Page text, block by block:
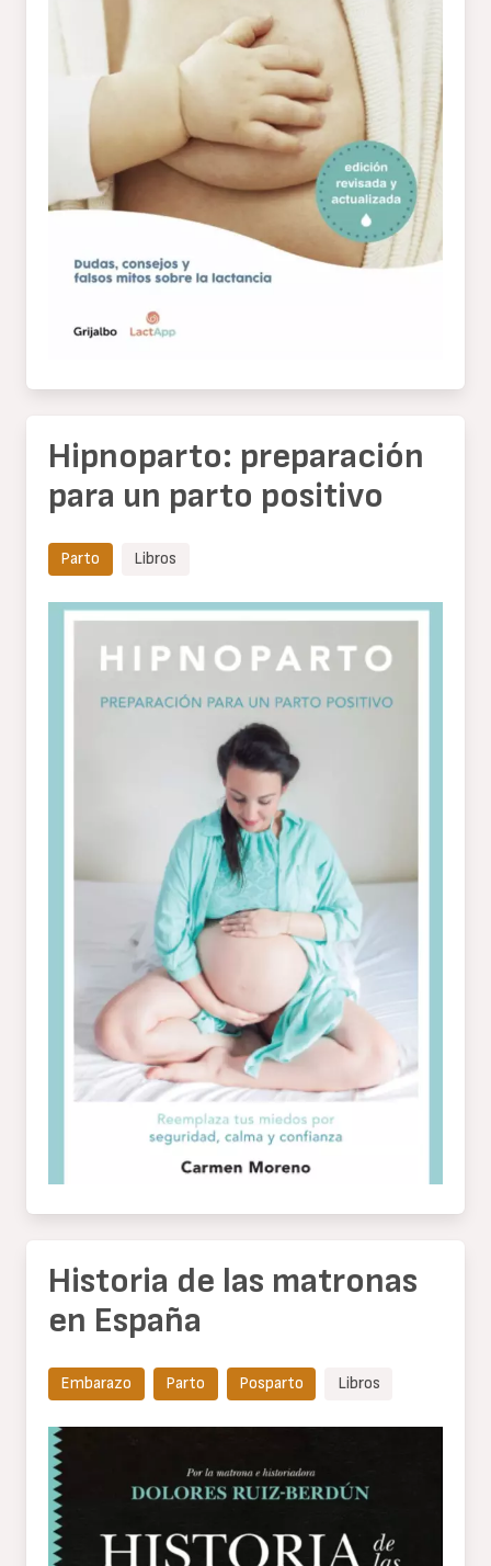
Hipnoparto: preparación
para un parto positivo
Parto Libros
Historia de las matronas
en España
Embarazo Parto Posparto Libros